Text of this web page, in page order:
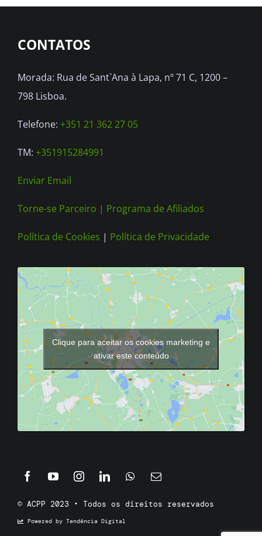
CONTATOS
Morada: Rua de Sant`Ana à Lapa, nº 71 C, 1200 –
798 Lisboa.
Telefone: +351 21 362 27 05
TM: +351915284991
Enviar Email
Torne-se Parceiro | Programa de Afiliados
Política de Cookies | Política de Privacidade
Clique para aceitar os cookies marketing e
ativar este conteúdo
© ACPP 2023 • Todos os direitos reservados
Powered by Tendência Digital